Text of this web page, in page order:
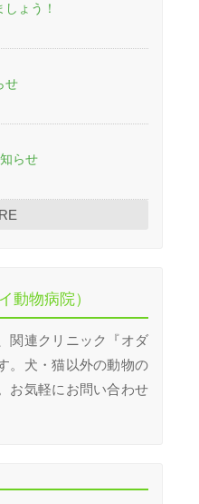
ょう！
せ
らせ
動物病院）
関連クリニック『オダ
。犬・猫以外の動物の
お気軽にお問い合わせ